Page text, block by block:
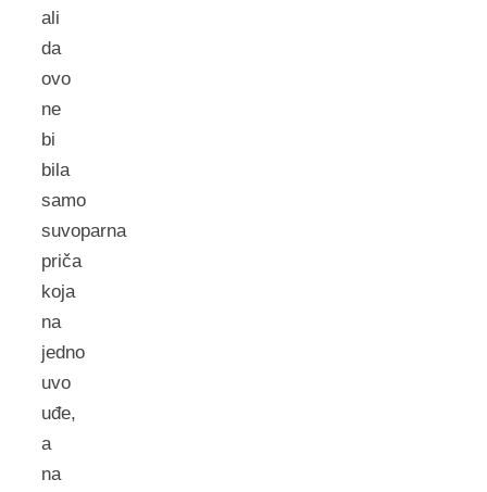
ali
da
ovo
ne
bi
bila
samo
suvoparna
priča
koja
na
jedno
uvo
uđe,
a
na